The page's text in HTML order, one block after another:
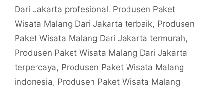
Dari Jakarta profesional, Produsen Paket
Wisata Malang Dari Jakarta terbaik, Produsen
Paket Wisata Malang Dari Jakarta termurah,
Produsen Paket Wisata Malang Dari Jakarta
terpercaya, Produsen Paket Wisata Malang
indonesia, Produsen Paket Wisata Malang